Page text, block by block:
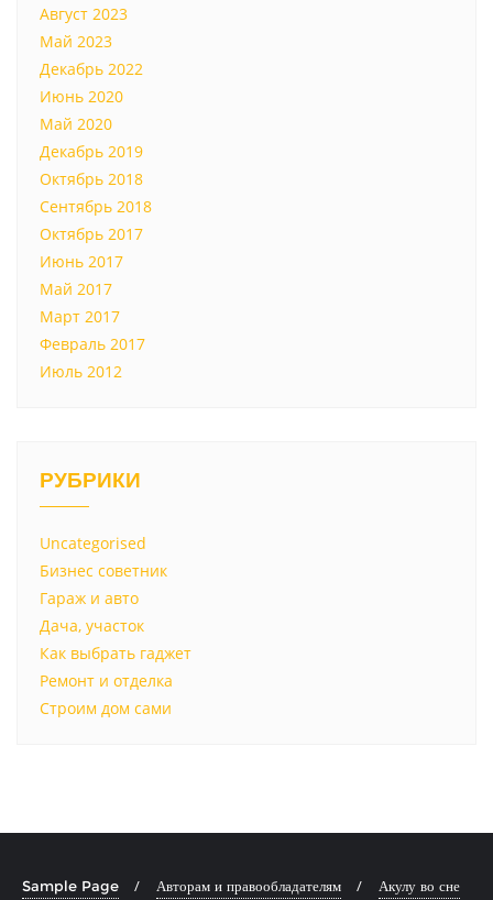
Август 2023
Май 2023
Декабрь 2022
Июнь 2020
Май 2020
Декабрь 2019
Октябрь 2018
Сентябрь 2018
Октябрь 2017
Июнь 2017
Май 2017
Март 2017
Февраль 2017
Июль 2012
РУБРИКИ
Uncategorised
Бизнес советник
Гараж и авто
Дача, участок
Как выбрать гаджет
Ремонт и отделка
Строим дом сами
Sample Page Авторам и правообладателям
Акулу во сне